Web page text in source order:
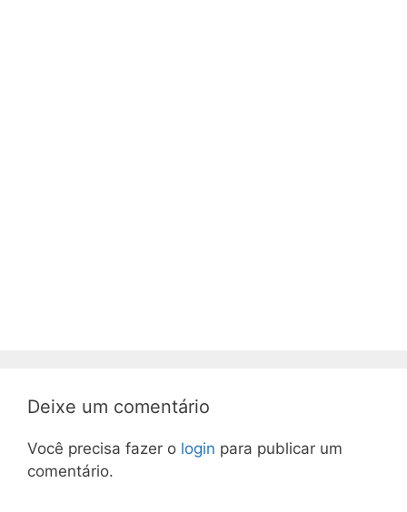
Deixe um comentário
Você precisa fazer o login para publicar um
comentário.